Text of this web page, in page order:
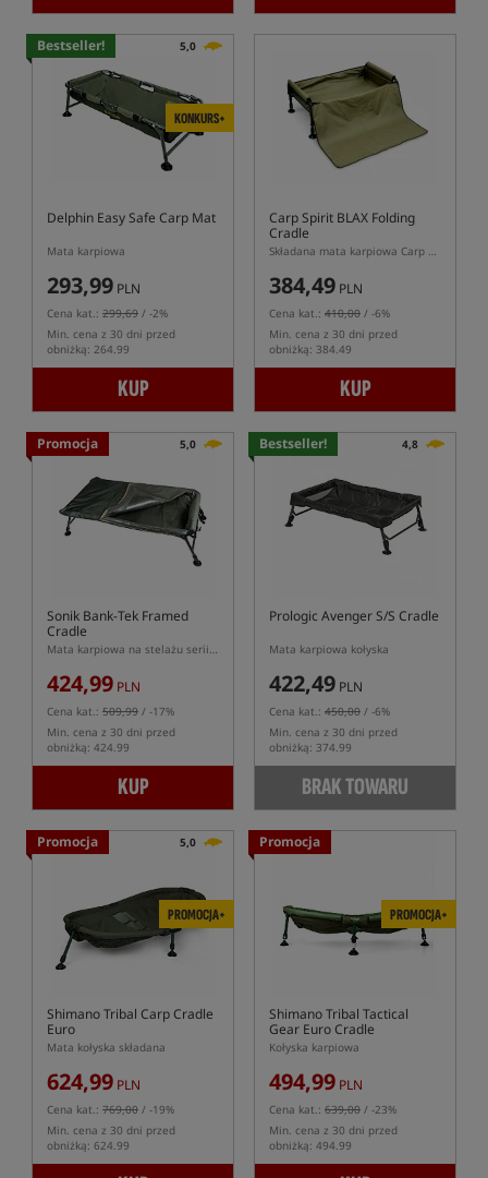
Bestseller! 5,0
KONKURS+
Delphin Easy Safe Carp Mat
Mata karpiowa
293,99 PLN
Cena kat.: 299,69 / -2%
Min. cena z 30 dni przed
obniżką: 264.99
KUP
Carp Spirit BLAX Folding
Cradle
Składana mata karpiowa Carp Spirit BLAX kołyska
384,49 PLN
Cena kat.: 410,00 / -6%
Min. cena z 30 dni przed
obniżką: 384.49
KUP
Promocja 5,0
Sonik Bank-Tek Framed
Cradle
Mata karpiowa na stelażu serii Bank-Tek
424,99 PLN
Cena kat.: 509,99 / -17%
Min. cena z 30 dni przed
obniżką: 424.99
KUP
Bestseller! 4,8
Prologic Avenger S/S Cradle
Mata karpiowa kołyska
422,49 PLN
Cena kat.: 450,00 / -6%
Min. cena z 30 dni przed
obniżką: 374.99
BRAK TOWARU
Promocja 5,0
PROMOCJA+
Shimano Tribal Carp Cradle
Euro
Mata kołyska składana
624,99 PLN
Cena kat.: 769,00 / -19%
Min. cena z 30 dni przed
obniżką: 624.99
Promocja
PROMOCJA+
Shimano Tribal Tactical
Gear Euro Cradle
Kołyska karpiowa
494,99 PLN
Cena kat.: 639,00 / -23%
Min. cena z 30 dni przed
obniżką: 494.99